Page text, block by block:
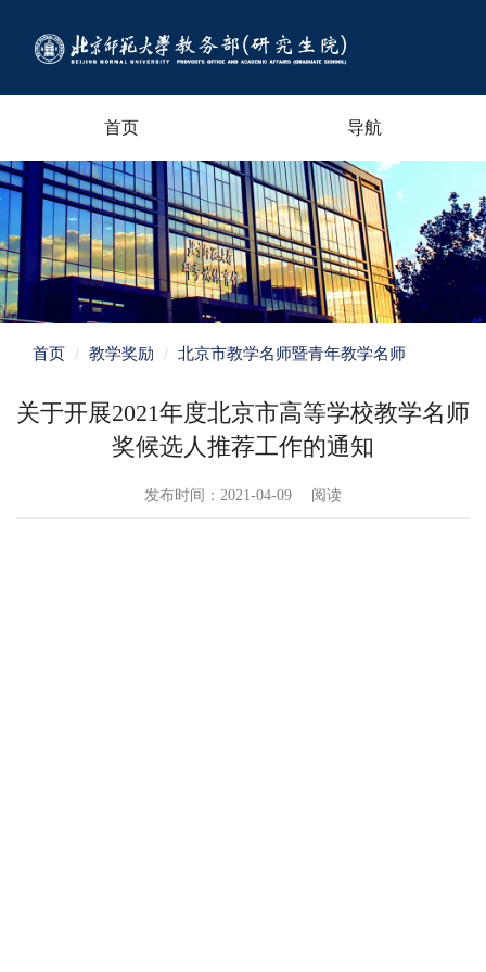
首页 导航
首页 教学奖励 北京市教学名师暨青年教学名师
关于开展2021年度北京市高等学校教学名师
奖候选人推荐工作的通知
发布时间：2021-04-09 阅读